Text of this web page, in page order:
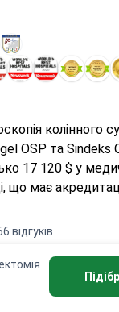
колінного
OSP та
17 120 $ у
що має
найкращих
Пакет послуг
відгуків
ортопеда